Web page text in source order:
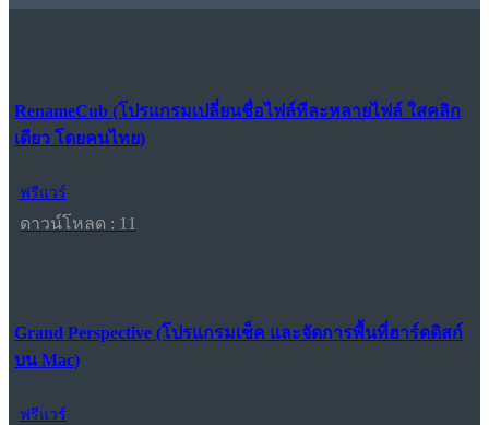
RenameCub (โปรแกรมเปลี่ยนชื่อไฟล์ทีละหลายไฟล์ ใสคลิก
เดียว โดยคนไทย)
ฟรีแวร์
ดาวน์โหลด : 11
Grand Perspective (โปรแกรมเช็ค และจัดการพื้นที่ฮาร์ดดิสก์
บน Mac)
ฟรีแวร์